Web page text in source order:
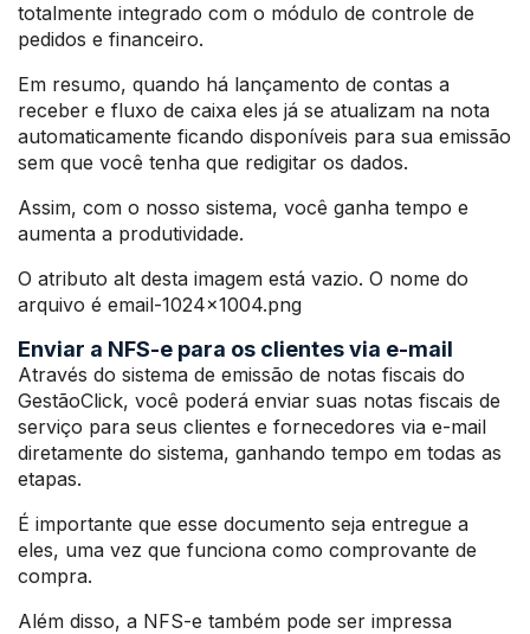
totalmente integrado com o módulo de controle de
pedidos e financeiro.
Em resumo, quando há lançamento de contas a
receber e fluxo de caixa eles já se atualizam na nota
automaticamente ficando disponíveis para sua emissão
sem que você tenha que redigitar os dados.
Assim, com o nosso sistema, você ganha tempo e
aumenta a produtividade.
O atributo alt desta imagem está vazio. O nome do
arquivo é email-1024×1004.png
Enviar a NFS-e para os clientes via e-mail
Através do sistema de emissão de notas fiscais do
GestãoClick, você poderá enviar suas notas fiscais de
serviço para seus clientes e fornecedores via e-mail
diretamente do sistema, ganhando tempo em todas as
etapas.
É importante que esse documento seja entregue a
eles, uma vez que funciona como comprovante de
compra.
Além disso, a NFS-e também pode ser impressa